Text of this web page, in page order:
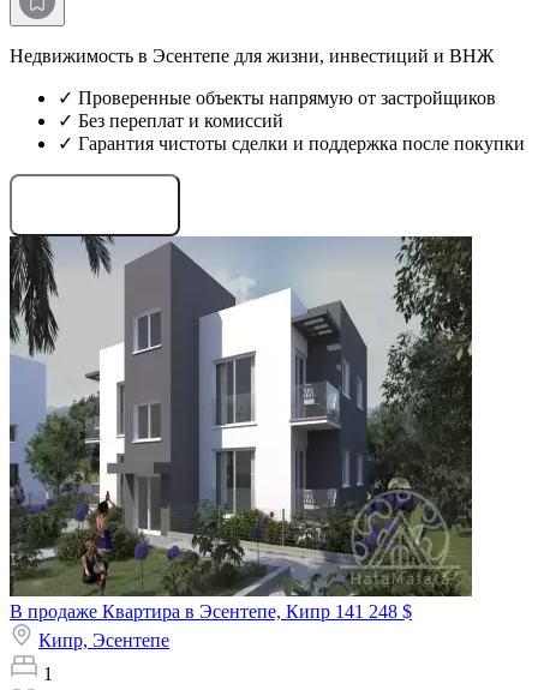
Недвижимость в Эсентепе для жизни, инвестиций и ВНЖ
✓ Проверенные объекты напрямую от застройщиков
✓ Без переплат и комиссий
✓ Гарантия чистоты сделки и поддержка после покупки
В продаже Квартира в Эсентепе, Кипр 141 248 $
Кипр, Эсентепе
1